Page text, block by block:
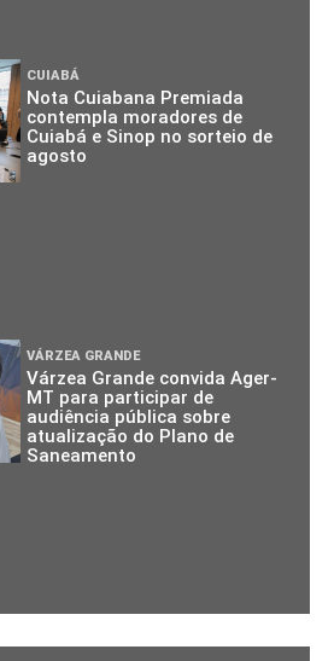
CUIABÁ
Nota Cuiabana Premiada
contempla moradores de
Cuiabá e Sinop no sorteio de
agosto
VÁRZEA GRANDE
Várzea Grande convida Ager-
MT para participar de
audiência pública sobre
atualização do Plano de
Saneamento